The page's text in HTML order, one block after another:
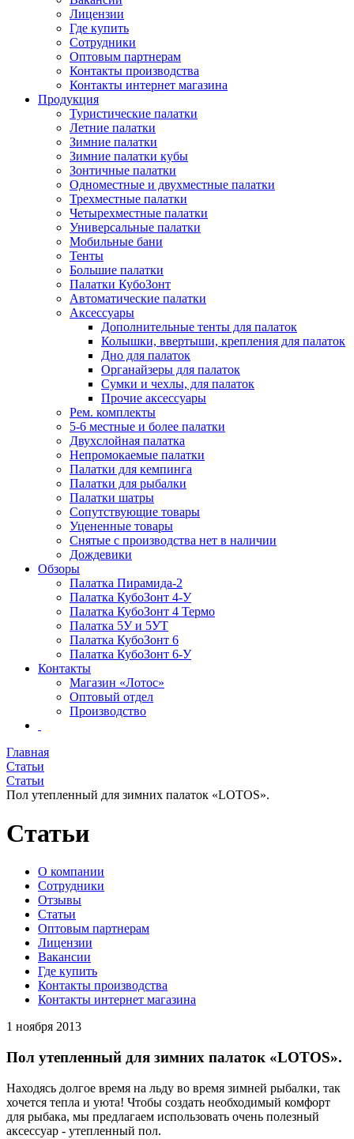
Лицензии
Где купить
Сотрудники
Оптовым партнерам
Контакты производства
Контакты интернет магазина
Продукция
Туристические палатки
Летние палатки
Зимние палатки
Зимние палатки кубы
Зонтичные палатки
Одноместные и двухместные палатки
Трехместные палатки
Четырехместные палатки
Универсальные палатки
Мобильные бани
Тенты
Большие палатки
Палатки КубоЗонт
Автоматические палатки
Аксессуары
Дополнительные тенты для палаток
Колышки, ввертыши, крепления для палаток
Дно для палаток
Органайзеры для палаток
Сумки и чехлы, для палаток
Прочие аксессуары
Рем. комплекты
5-6 местные и более палатки
Двухслойная палатка
Непромокаемые палатки
Палатки для кемпинга
Палатки для рыбалки
Палатки шатры
Сопутствующие товары
Уцененные товары
Снятые с производства нет в наличии
Дождевики
Обзоры
Палатка Пирамида-2
Палатка КубоЗонт 4-У
Палатка КубоЗонт 4 Термо
Палатка 5У и 5УТ
Палатка КубоЗонт 6
Палатка КубоЗонт 6-У
Контакты
Магазин «Лотос»
Оптовый отдел
Производство
Главная
Статьи
Статьи
Пол утепленный для зимних палаток «LOTOS».
Статьи
O компании
Сотрудники
Отзывы
Статьи
Оптовым партнерам
Лицензии
Вакансии
Где купить
Контакты производства
Контакты интернет магазина
1 ноября 2013
Пол утепленный для зимних палаток «LOTOS».
Находясь долгое время на льду во время зимней рыбалки, так
хочется тепла и уюта! Чтобы создать необходимый комфорт
для рыбака, мы предлагаем использовать очень полезный
аксессуар - утепленный пол.